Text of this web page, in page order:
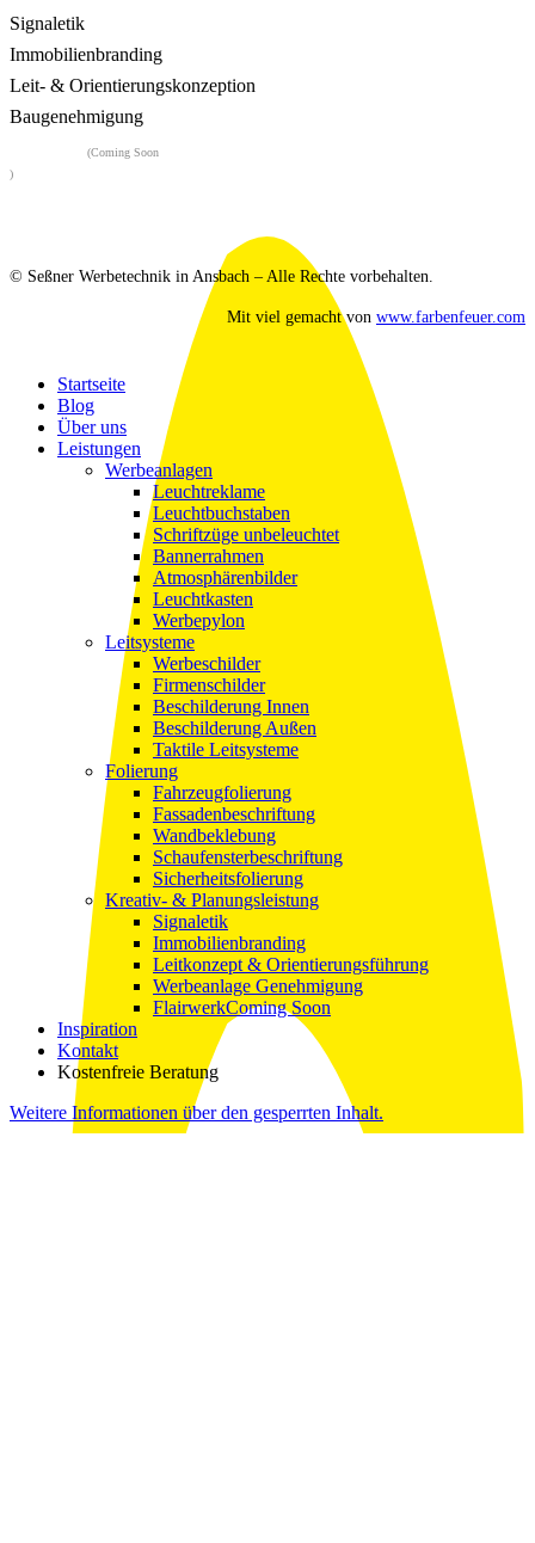
Signaletik
Immobilienbranding
Leit- & Orientierungskonzeption
Baugenehmigung
(Coming Soon
)
© Seßner Werbetechnik in Ansbach – Alle Rechte vorbehalten.
Mit viel gemacht von www.farbenfeuer.com
Close
Menu
Startseite
Blog
Über uns
Leistungen
Werbeanlagen
Leuchtreklame
Leuchtbuchstaben
Schriftzüge unbeleuchtet
Bannerrahmen
Atmosphärenbilder
Leuchtkasten
Werbepylon
Leitsysteme
Werbeschilder
Firmenschilder
Beschilderung Innen
Beschilderung Außen
Taktile Leitsysteme
Folierung
Fahrzeugfolierung
Fassadenbeschriftung
Wandbeklebung
Schaufensterbeschriftung
Sicherheitsfolierung
Kreativ- & Planungsleistung
Signaletik
Immobilienbranding
Leitkonzept & Orientierungsführung
Werbeanlage Genehmigung
FlairwerkComing Soon
Inspiration
Kontakt
Kostenfreie Beratung
Weitere Informationen über den gesperrten Inhalt.